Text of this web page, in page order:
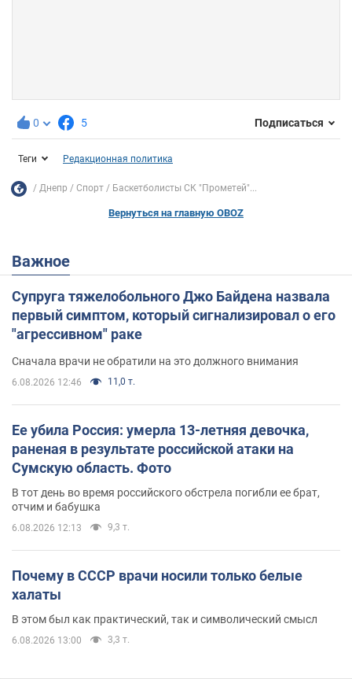
0 5 Подписаться
Теги Редакционная политика
Днепр Спорт Баскетболисты СК "Прометей"...
Вернуться на главную OBOZ
Важное
Супруга тяжелобольного Джо Байдена назвала
первый симптом, который сигнализировал о его
"агрессивном" раке
Сначала врачи не обратили на это должного внимания
6.08.2026 12:46 11,0 т.
Ее убила Россия: умерла 13-летняя девочка,
раненая в результате российской атаки на
Сумскую область. Фото
В тот день во время российского обстрела погибли ее брат,
отчим и бабушка
6.08.2026 12:13 9,3 т.
Почему в СССР врачи носили только белые
халаты
В этом был как практический, так и символический смысл
6.08.2026 13:00 3,3 т.